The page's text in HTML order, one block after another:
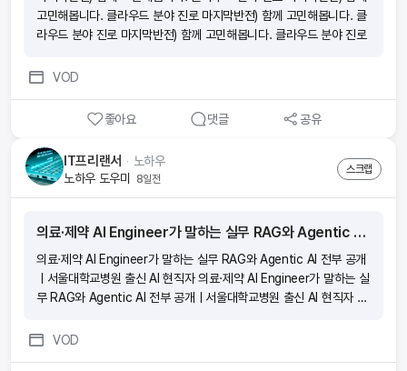
고민해봅니다. 클라우드 분야 진로 마지막반전) 함께 고민해봅니다. 클
라우드 분야 진로 마지막반전) 함께 고민해봅니다. 클라우드 분야 진로
VOD
좋아요 댓글 공유
IT프리랜서 ᆞ 노하우
노하우 도우미 8일전
스크랩
의료·제약 AI Engineer가 말하는 실무 RAG와 Agentic AI 전부 공개ㅣ서울대학교병원 출신 AI 현직자
의료·제약 AI Engineer가 말하는 실무 RAG와 Agentic AI 전부 공개
ㅣ서울대학교병원 출신 AI 현직자 의료·제약 AI Engineer가 말하는 실
무 RAG와 Agentic AI 전부 공개ㅣ서울대학교병원 출신 AI 현직자 의
서울대학교병원 출신 AI 현직자 의료·제약 AI Engineer가 말하는 실무
VOD